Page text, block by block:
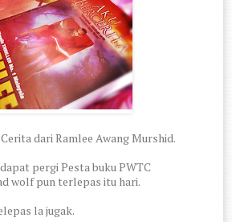
dari Ramlee Awang Murshid.
pergi Pesta buku PWTC
wolf pun terlepas itu hari.
la jugak.